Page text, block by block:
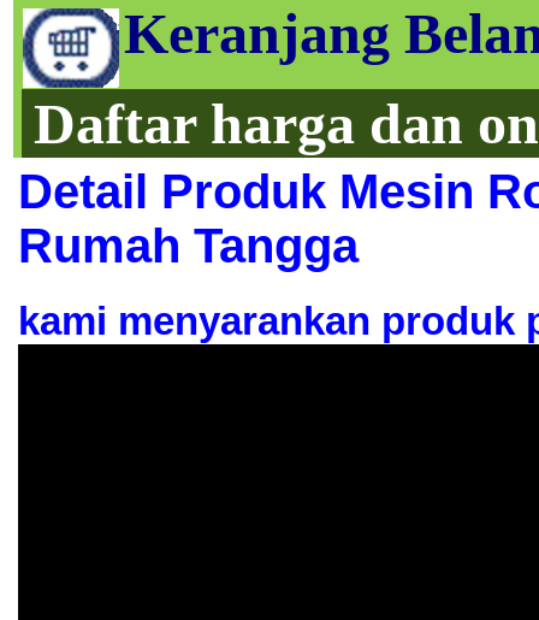
Keranjang
Daftar harga dan
Detail Produk Mesin
Rumah Tangga
kami menyarankan produk